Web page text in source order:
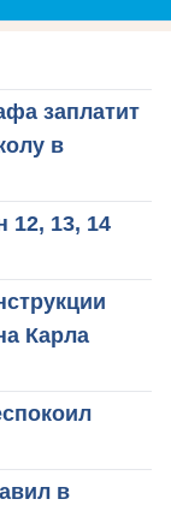
заплатит
в
12, 13, 14
Карла
в